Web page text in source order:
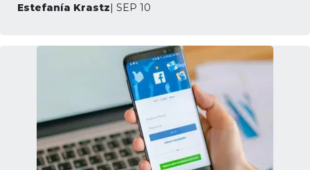
Estefanía Krastz| SEP 10